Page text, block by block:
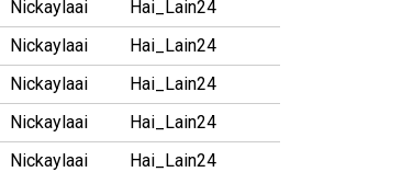
Nickaylaai
Hai_Lain24
Nickaylaai
Hai_Lain24
Nickaylaai
Hai_Lain24
Nickaylaai
Hai_Lain24
Nickaylaai
Hai_Lain24